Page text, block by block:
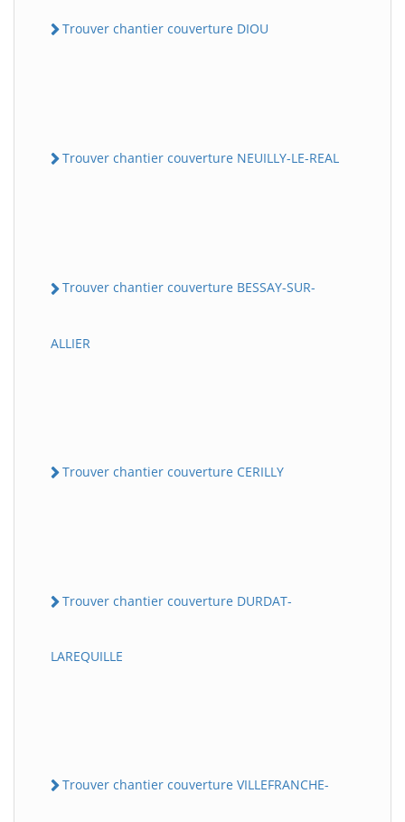
Trouver chantier couverture DIOU
Trouver chantier couverture NEUILLY-LE-REAL
Trouver chantier couverture BESSAY-SUR-
ALLIER
Trouver chantier couverture CERILLY
Trouver chantier couverture DURDAT-
LAREQUILLE
Trouver chantier couverture VILLEFRANCHE-